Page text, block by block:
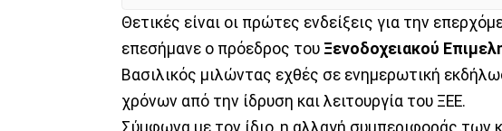
Θετικές είναι οι πρώτες ενδείξεις για την
επεσήμανε ο πρόεδρος του Ξενοδοχειακού
Βασιλικός μιλώντας εχθές σε ενημερωτική
χρόνων από την ίδρυση και λειτουργία του ΞΕΕ.
Σύμφωνα με τον ίδιο, η αλλαγή συμπεριφοράς